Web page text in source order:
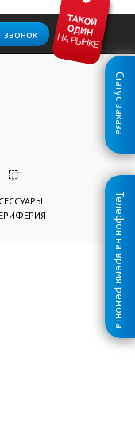
Статус заказа
Телефон на время ремонта